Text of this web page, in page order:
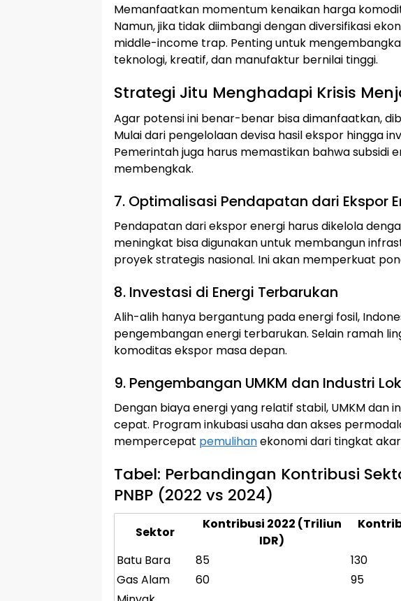
Memanfaatkan momentum kenaikan harga
Namun, jika tidak diimbangi dengan diversifikasi
middle-income trap. Penting untuk
teknologi, kreatif, dan manufaktur bernilai tinggi.
Strategi Jitu Menghadapi Krisis
Agar potensi ini benar-benar bisa dimanfaatkan,
Mulai dari pengelolaan devisa hasil ekspor hingga
Pemerintah juga harus memastikan bahwa subsidi
membengkak.
7. Optimalisasi Pendapatan dari Ekspor
Pendapatan dari ekspor energi harus dikelola
meningkat bisa digunakan untuk membangun
proyek strategis nasional. Ini akan memperkuat
8. Investasi di Energi Terbarukan
Alih-alih hanya bergantung pada energi fosil,
pengembangan energi terbarukan. Selain ramah
komoditas ekspor masa depan.
9. Pengembangan UMKM dan Industri
Dengan biaya energi yang relatif stabil, UMKM dan
cepat. Program inkubasi usaha dan akses
mempercepat pemulihanekonomi dari tingkat
Tabel: Perbandingan Kontribusi
PNBP (2022 vs 2024)
Sektor
Kontribusi 2022 (Triliun
IDR)
Batu Bara
85 130
Gas Alam
60 95